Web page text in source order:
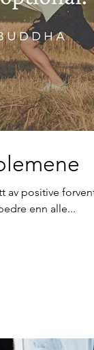
av positive
enn alle...